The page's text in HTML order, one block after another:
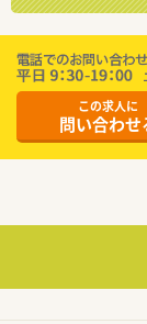
この求人に
問い合わせ